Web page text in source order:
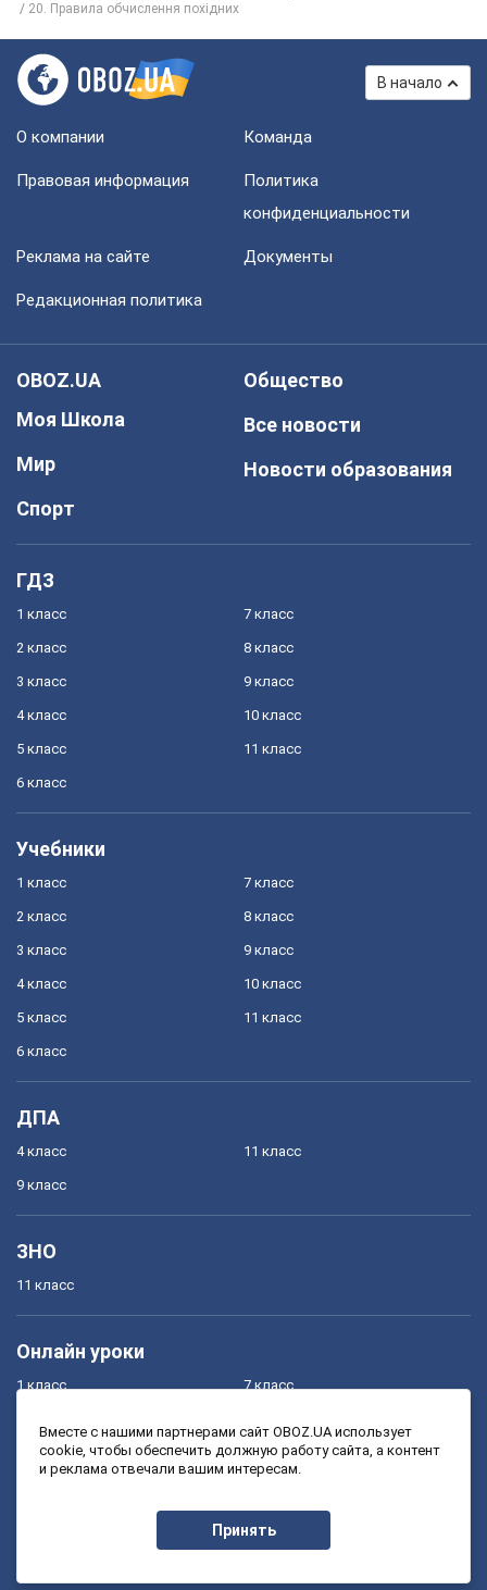
20. Правила обчислення похідних
В начало
О компании Команда
Правовая информация
Политика
конфиденциальности
Реклама на сайте Документы
Редакционная политика
OBOZ.UA
Моя Школа
Мир
Спорт
Общество
Все новости
Новости образования
ГДЗ
1 класс
2 класс
3 класс
4 класс
5 класс
6 класс
7 класс
8 класс
9 класс
10 класс
11 класс
Учебники
1 класс
2 класс
3 класс
4 класс
5 класс
6 класс
7 класс
8 класс
9 класс
10 класс
11 класс
ДПА
4 класс
9 класс
11 класс
ЗНО
11 класс
Онлайн уроки
1 класс
3 класс
7 класс
9 класс
Вместе с нашими партнерами сайт OBOZ.UA использует
cookie, чтобы обеспечить должную работу сайта, а контент
и реклама отвечали вашим интересам.
Принять